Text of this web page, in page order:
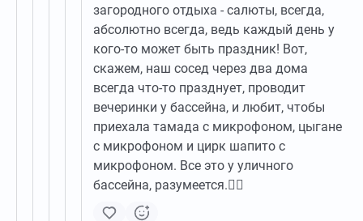
загородного отдыха - салюты, всегда,
абсолютно всегда, ведь каждый день у
кого-то может быть праздник! Вот,
скажем, наш сосед через два дома
всегда что-то празднует, проводит
вечеринки у бассейна, и любит, чтобы
приехала тамада с микрофоном, цыгане
с микрофоном и цирк шапито с
микрофоном. Все это у уличного
бассейна, разумеется.🤦‍♀️